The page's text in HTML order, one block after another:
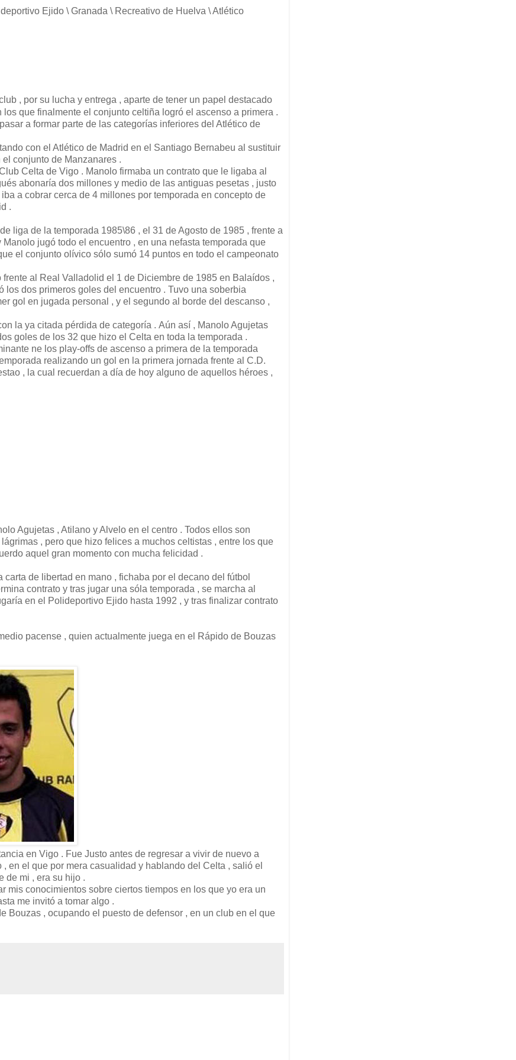
Ejido \ Granada \ Recreativo de Huelva \ Atlético
, por su lucha y entrega , aparte de tener un papel destacado
que finalmente el conjunto celtiña logró el ascenso a primera .
a formar parte de las categorías inferiores del Atlético de
con el Atlético de Madrid en el Santiago Bernabeu al sustituir
conjunto de Manzanares .
Celta de Vigo . Manolo firmaba un contrato que le ligaba al
abonaría dos millones y medio de las antiguas pesetas , justo
a cobrar cerca de 4 millones por temporada en concepto de
.
liga de la temporada 1985\86 , el 31 de Agosto de 1985 , frente a
jugó todo el encuentro , en una nefasta temporada que
el conjunto olívico sólo sumó 14 puntos en todo el campeonato
al Real Valladolid el 1 de Diciembre de 1985 en Balaídos ,
dos primeros goles del encuentro . Tuvo una soberbia
gol en jugada personal , y el segundo al borde del descanso ,
la ya citada pérdida de categoría . Aún así , Manolo Agujetas
goles de los 32 que hizo el Celta en toda la temporada .
ne los play-offs de ascenso a primera de la temporada
realizando un gol en la primera jornada frente al C.D.
, la cual recuerdan a día de hoy alguno de aquellos héroes ,
Agujetas , Atilano y Alvelo en el centro . Todos ellos son
, pero que hizo felices a muchos celtistas , entre los que
aquel gran momento con mucha felicidad .
de libertad en mano , fichaba por el decano del fútbol
contrato y tras jugar una sóla temporada , se marcha al
en el Polideportivo Ejido hasta 1992 , y tras finalizar contrato
pacense , quien actualmente juega en el Rápido de Bouzas
en Vigo . Fue Justo antes de regresar a vivir de nuevo a
en el que por mera casualidad y hablando del Celta , salió el
de mi , era su hijo .
mis conocimientos sobre ciertos tiempos en los que yo era un
me invitó a tomar algo .
Bouzas , ocupando el puesto de defensor , en un club en el que